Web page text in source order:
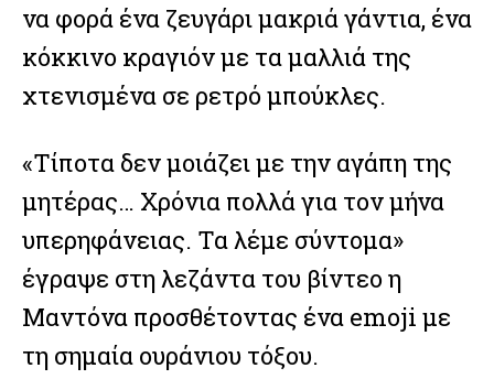
να φορά ένα ζευγάρι μακριά γάντια, ένα
κόκκινο κραγιόν με τα μαλλιά της
χτενισμένα σε ρετρό μπούκλες.
«Τίποτα δεν μοιάζει με την αγάπη της
μητέρας… Χρόνια πολλά για τον μήνα
υπερηφάνειας. Τα λέμε σύντομα»
έγραψε στη λεζάντα του βίντεο η
Μαντόνα προσθέτοντας ένα emoji με
τη σημαία ουράνιου τόξου.